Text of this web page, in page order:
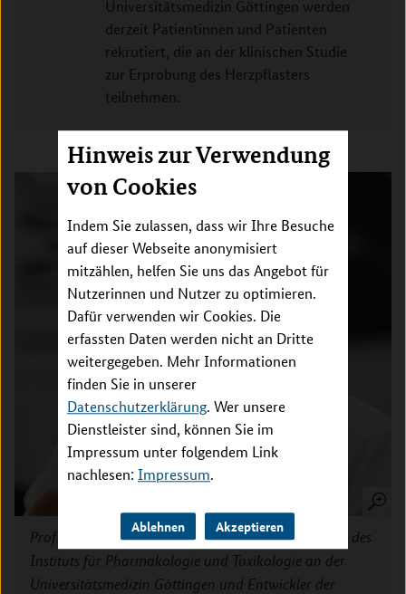
Hinweis zur Verwendung
von Cookies
Indem Sie zulassen, dass wir Ihre Besuche
auf dieser Webseite anonymisiert
mitzählen, helfen Sie uns das Angebot für
Nutzerinnen und Nutzer zu optimieren.
Dafür verwenden wir Cookies. Die
erfassten Daten werden nicht an Dritte
weitergegeben. Mehr Informationen
finden Sie in unserer
Datenschutzerklärung. Wer unsere
Dienstleister sind, können Sie im
Impressum unter folgendem Link
nachlesen: Impressum.
Ablehnen Akzeptieren
Universitätsmedizin Göttingen werden
derzeit Patientinnen und Patienten
rekrutiert, die an der klinischen Studie
zur Erprobung des Herzpflasters
teilnehmen.
Prof. Dr. Wolfram-Hubertus Zimmermann, Direktor des
Instituts für Pharmakologie und Toxikologie an der
Universitätsmedizin Göttingen und Entwickler der